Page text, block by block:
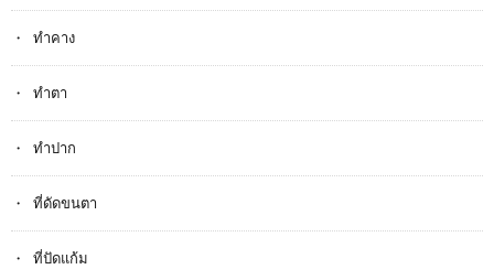
ทำคาง
ทำตา
ทำปาก
ที่ดัดขนตา
ที่ปัดแก้ม